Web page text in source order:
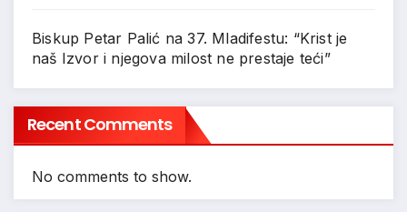
Biskup Petar Palić na 37. Mladifestu: “Krist je
naš Izvor i njegova milost ne prestaje teći”
Recent Comments
No comments to show.